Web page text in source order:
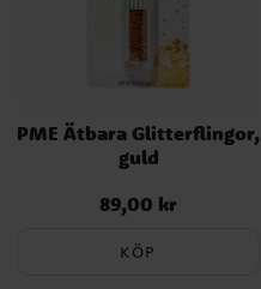
PME Ätbara Glitterflingor,
guld
Pris:89,00 kr
89,00 kr
KÖP